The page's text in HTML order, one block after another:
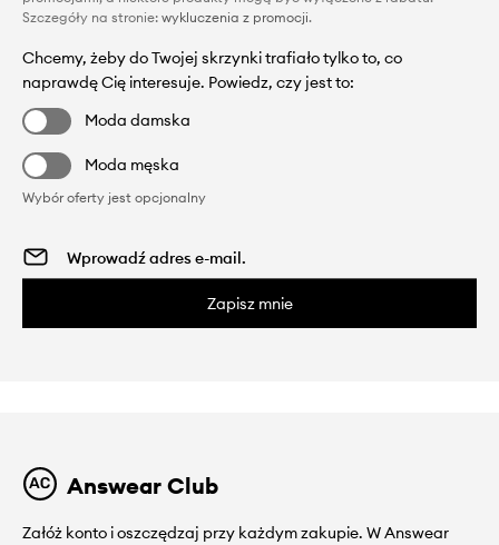
Szczegóły na stronie: wykluczenia z promocji.
Chcemy, żeby do Twojej skrzynki trafiało tylko to, co
naprawdę Cię interesuje. Powiedz, czy jest to:
Moda damska
Moda męska
Wybór oferty jest opcjonalny
Zapisz mnie
Answear Club
Załóż konto i oszczędzaj przy każdym zakupie. W Answear